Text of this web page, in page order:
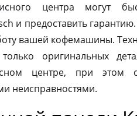
центра могут
и предоставить
вашей кофемашины.
оригинальных
центре, при этом
неисправностями.